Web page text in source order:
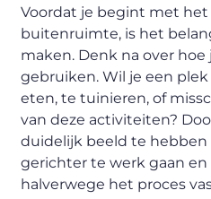
Voordat je begint met
buitenruimte, is het
maken. Denk na over
gebruiken. Wil je een
eten, te tuinieren, of
van deze activiteiten?
duidelijk beeld te hebben
gerichter te werk gaan
halverwege het proces